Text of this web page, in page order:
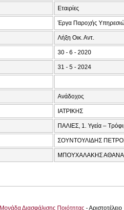
Εταιρίες
Έργα Παροχής
Λήξη Οικ. Αντ.
30 - 6 - 2020
31 - 5 - 2024
Ανάδοχος
ΙΑΤΡΙΚΗΣ
ΠΑΛΙΕΣ, 1. Υγεία –
ΣΟΥΝΤΟΥΛΙΔΗΣ
ΜΠΟΥΧΑΛΑΚΗΣ
Μονάδα Διασφάλισης Ποιότητας -